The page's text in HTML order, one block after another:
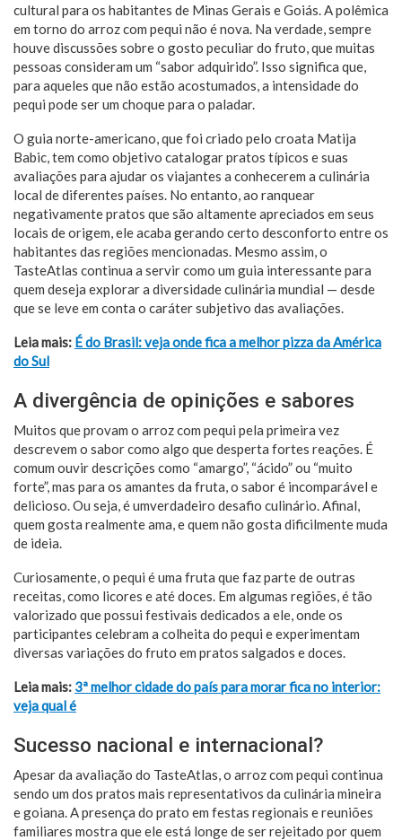
cultural para os habitantes de Minas Gerais e Goiás. A polêmica
em torno do arroz com pequi não é nova. Na verdade, sempre
houve discussões sobre o gosto peculiar do fruto, que muitas
pessoas consideram um “sabor adquirido”. Isso significa que,
para aqueles que não estão acostumados, a intensidade do
pequi pode ser um choque para o paladar.
O guia norte-americano, que foi criado pelo croata Matija
Babic, tem como objetivo catalogar pratos típicos e suas
avaliações para ajudar os viajantes a conhecerem a culinária
local de diferentes países. No entanto, ao ranquear
negativamente pratos que são altamente apreciados em seus
locais de origem, ele acaba gerando certo desconforto entre os
habitantes das regiões mencionadas. Mesmo assim, o
TasteAtlas continua a servir como um guia interessante para
quem deseja explorar a diversidade culinária mundial — desde
que se leve em conta o caráter subjetivo das avaliações.
Leia mais: É do Brasil: veja onde fica a melhor pizza da América
do Sul
A divergência de opinições e sabores
Muitos que provam o arroz com pequi pela primeira vez
descrevem o sabor como algo que desperta fortes reações. É
comum ouvir descrições como “amargo”, “ácido” ou “muito
forte”, mas para os amantes da fruta, o sabor é incomparável e
delicioso. Ou seja, é umverdadeiro desafio culinário. Afinal,
quem gosta realmente ama, e quem não gosta dificilmente muda
de ideia.
Curiosamente, o pequi é uma fruta que faz parte de outras
receitas, como licores e até doces. Em algumas regiões, é tão
valorizado que possui festivais dedicados a ele, onde os
participantes celebram a colheita do pequi e experimentam
diversas variações do fruto em pratos salgados e doces.
Leia mais: 3ª melhor cidade do país para morar fica no interior:
veja qual é
Sucesso nacional e internacional?
Apesar da avaliação do TasteAtlas, o arroz com pequi continua
sendo um dos pratos mais representativos da culinária mineira
e goiana. A presença do prato em festas regionais e reuniões
familiares mostra que ele está longe de ser rejeitado por quem